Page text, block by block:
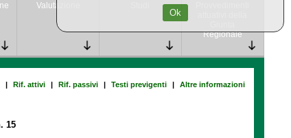
Valutazione
Regionale
| Rif. attivi | Rif. passivi | Testi previgenti | Altre informazioni
15
Ok